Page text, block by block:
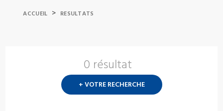
ACCUEIL > RESULTATS
0 résultat
+ VOTRE RECHERCHE